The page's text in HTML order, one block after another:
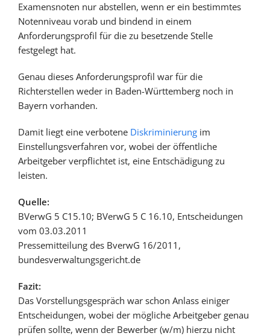
Examensnoten nur abstellen, wenn er ein bestimmtes
Notenniveau vorab und bindend in einem
Anforderungsprofil für die zu besetzende Stelle
festgelegt hat.
Genau dieses Anforderungsprofil war für die
Richterstellen weder in Baden-Württemberg noch in
Bayern vorhanden.
Damit liegt eine verbotene Diskriminierung im
Einstellungsverfahren vor, wobei der öffentliche
Arbeitgeber verpflichtet ist, eine Entschädigung zu
leisten.
Quelle:
BVerwG 5 C15.10; BVerwG 5 C 16.10, Entscheidungen
vom 03.03.2011
Pressemitteilung des BverwG 16/2011,
bundesverwaltungsgericht.de
Fazit:
Das Vorstellungsgespräch war schon Anlass einiger
Entscheidungen, wobei der mögliche Arbeitgeber genau
prüfen sollte, wenn der Bewerber (w/m) hierzu nicht